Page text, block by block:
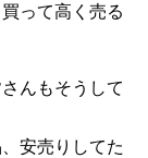
って高く売る
んもそうして
安売りしてた